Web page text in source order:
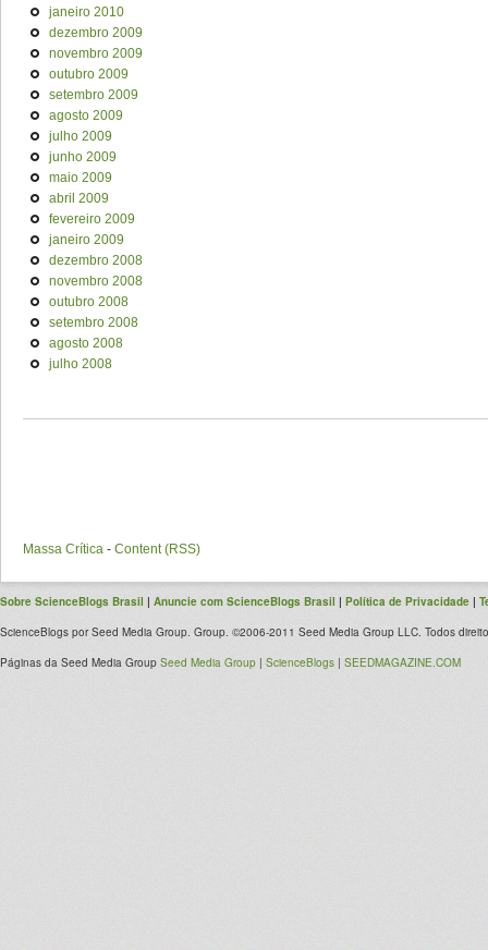
janeiro 2010
dezembro 2009
novembro 2009
outubro 2009
setembro 2009
agosto 2009
julho 2009
junho 2009
maio 2009
abril 2009
fevereiro 2009
janeiro 2009
dezembro 2008
novembro 2008
outubro 2008
setembro 2008
agosto 2008
julho 2008
Massa Crítica - Content (RSS)
Sobre ScienceBlogs Brasil | Anuncie com ScienceBlogs Brasil | Política de Privacidade |
ScienceBlogs por Seed Media Group. Group. ©2006-2011 Seed Media Group LLC. Todos
Páginas da Seed Media Group Seed Media Group | ScienceBlogs | SEEDMAGAZINE.COM